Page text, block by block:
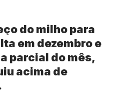
do milho para
em dezembro e
parcial do mês,
acima de